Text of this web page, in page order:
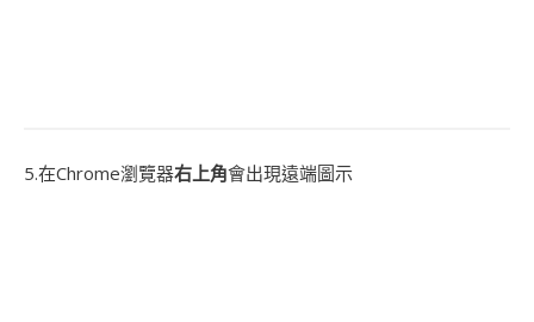
5.在Chrome瀏覽器右上角會出現遠端圖示